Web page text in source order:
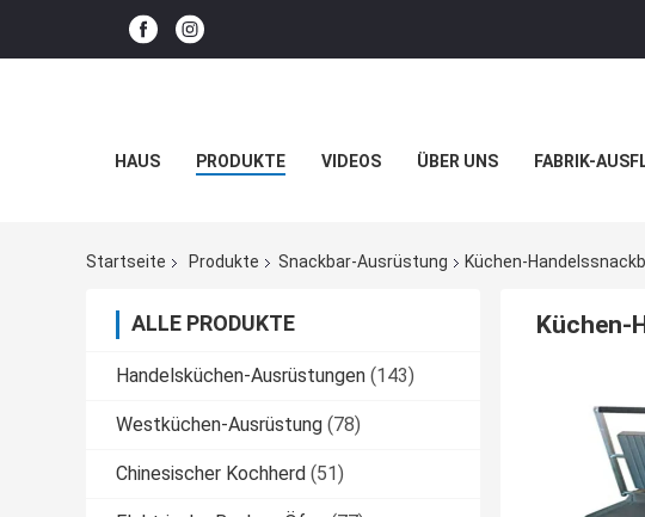
HAUS PRODUKTE VIDEOS ÜBER UNS FABRIK-
Startseite Produkte Snackbar-Ausrüstung Küchen-
ALLE PRODUKTE
Handelsküchen-Ausrüstungen (143)
Westküchen-Ausrüstung (78)
Chinesischer Kochherd (51)
Küchen-